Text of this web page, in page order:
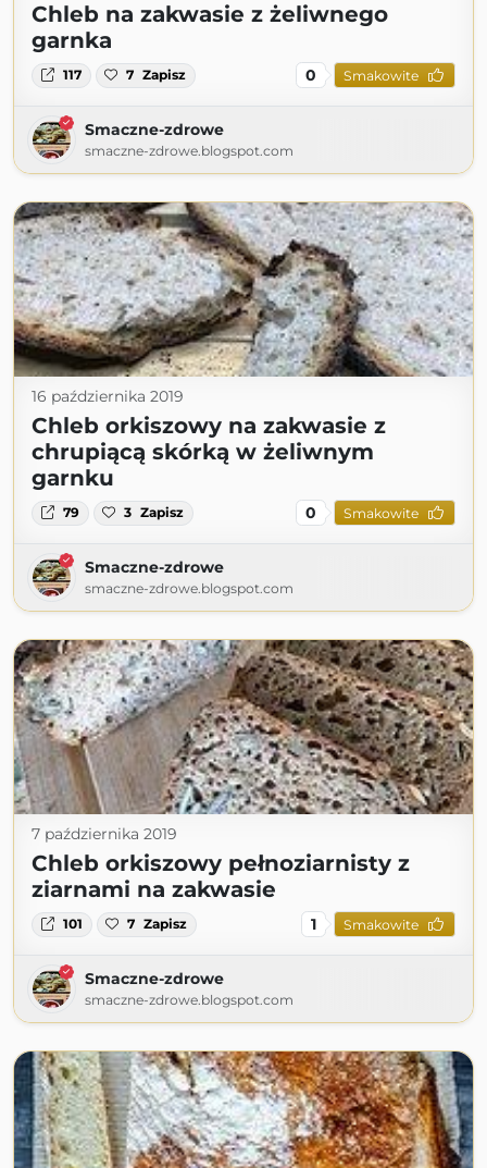
Chleb na zakwasie z żeliwnego
garnka
117 7 Zapisz 0 Smakowite
Smaczne-zdrowe
smaczne-zdrowe.blogspot.com
16 października 2019
Chleb orkiszowy na zakwasie z
chrupiącą skórką w żeliwnym
garnku
79 3 Zapisz 0 Smakowite
Smaczne-zdrowe
smaczne-zdrowe.blogspot.com
7 października 2019
Chleb orkiszowy pełnoziarnisty z
ziarnami na zakwasie
101 7 Zapisz 1 Smakowite
Smaczne-zdrowe
smaczne-zdrowe.blogspot.com